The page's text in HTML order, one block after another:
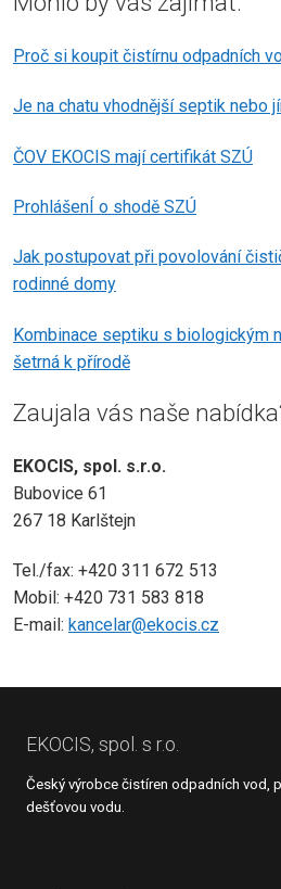
Proč si koupit čistírnu odpadních
Je na chatu vhodnější septik nebo
ČOV EKOCIS mají certifikát SZÚ
ProhlášenÍ o shodě SZÚ
Jak postupovat při povolování
rodinné domy
Kombinace septiku s biologickým
šetrná k přírodě
Zaujala vás naše
EKOCIS, spol. s.r.o.
Bubovice 61
267 18 Karlštejn
Tel./fax: +420 311 672 513
Mobil: +420 731 583 818
E-mail: kancelar@ekocis.cz
EKOCIS, spol. s r.o.
Český výrobce čistíren odpadních vod,
dešťovou vodu.